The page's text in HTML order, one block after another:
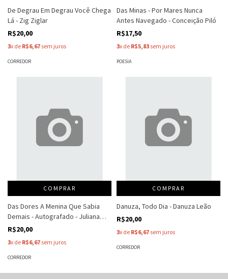
De Degrau Em Degrau Você Chega
Lá - Zig Ziglar
R$20,00
3x de R$6,67 sem juros
CORREDOR
Das Minas - Por Mares Nunca
Antes Navegado - Conceição Piló
R$17,50
3x de R$5,83 sem juros
POESIA
COMPRAR
Das Dores A Menina Que Sabia
Demais - Autografado - Juliana
Bueno
R$20,00
3x de R$6,67 sem juros
CORREDOR
COMPRAR
Danuza, Todo Dia - Danuza Leão
R$20,00
3x de R$6,67 sem juros
CORREDOR